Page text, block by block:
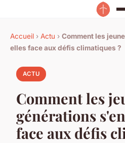
Accueil › Actu › Comment les
elles face aux défis climatiques ?
ACTU
Comment les
générations
face aux défis